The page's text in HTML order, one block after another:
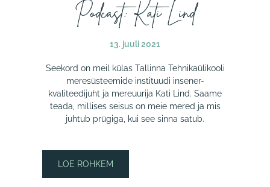
Podcast: Kati Lind
13. juuli 2021
Seekord on meil külas Tallinna Tehnikaülikooli
meresüsteemide instituudi insener​-​
kvaliteedijuht ja mereuurija Kati Lind. Saame
teada, millises seisus on meie mered ja mis
juhtub prügiga, kui see sinna satub.
LOE ROHKEM